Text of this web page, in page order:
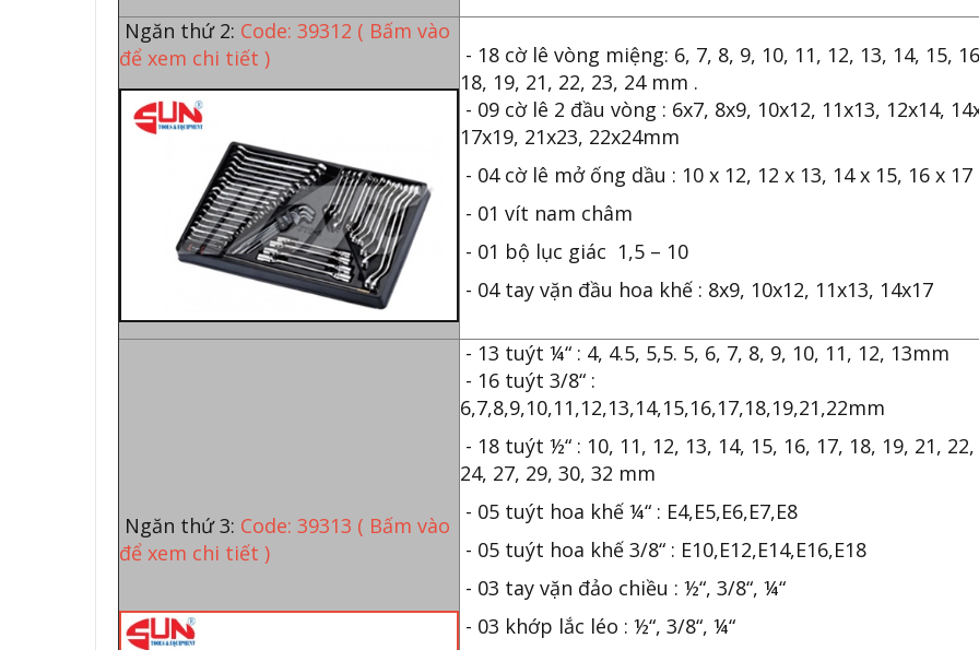
Ngăn thứ 2: Code: 39312 ( Bấm vào
để xem chi tiết )
- 18 cờ lê vòng miệng: 6, 7, 8, 9, 10, 11, 12, 13, 14, 15,
18, 19, 21, 22, 23, 24 mm .
- 09 cờ lê 2 đầu vòng : 6x7, 8x9, 10x12, 11x13, 12x14,
17x19, 21x23, 22x24mm
- 04 cờ lê mở ống dầu : 10 x 12, 12 x 13, 14 x 15, 16 x 17
- 01 vít nam châm
- 01 bộ lục giác 1,5 – 10
- 04 tay vặn đầu hoa khế : 8x9, 10x12, 11x13, 14x17
Ngăn thứ 3: Code: 39313 ( Bấm vào
để xem chi tiết )
- 13 tuýt ¼“ : 4, 4.5, 5,5. 5, 6, 7, 8, 9, 10, 11, 12, 13mm
- 16 tuýt 3/8“ :
6,7,8,9,10,11,12,13,14,15,16,17,18,19,21,22mm
- 18 tuýt ½“ : 10, 11, 12, 13, 14, 15, 16, 17, 18, 19, 21,
24, 27, 29, 30, 32 mm
- 05 tuýt hoa khế ¼“ : E4,E5,E6,E7,E8
- 05 tuýt hoa khế 3/8“ : E10,E12,E14,E16,E18
- 03 tay vặn đảo chiều : ½“, 3/8“, ¼“
- 03 khớp lắc léo : ½“, 3/8“, ¼“